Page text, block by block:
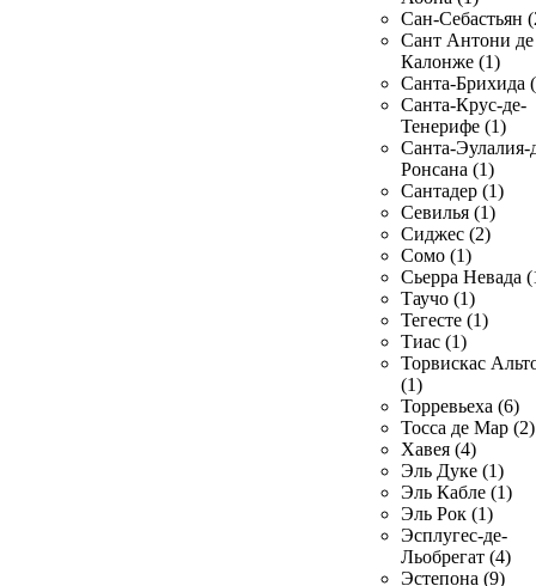
Сан-Себастьян
Сант Антони де
Калонже (1)
Санта-Брихида
Санта-Крус-де-
Тенерифе (1)
Санта-Эулалия-
Ронсана (1)
Сантадер (1)
Севилья (1)
Сиджес (2)
Сомо (1)
Сьерра Невада
Таучо (1)
Тегесте (1)
Тиас (1)
Торвискас
(1)
Торревьеха (6)
Тосса де Мар (2)
Хавея (4)
Эль Дуке (1)
Эль Кабле (1)
Эль Рок (1)
Эсплугес-де-
Льобрегат (4)
Эстепона (9)